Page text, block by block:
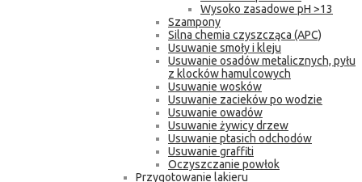
Wysoko zasadowe pH >13
Szampony
Silna chemia czyszcząca (APC)
Usuwanie smoły i kleju
Usuwanie osadów metalicznych, pyłu
z klocków hamulcowych
Usuwanie wosków
Usuwanie zacieków po wodzie
Usuwanie owadów
Usuwanie żywicy drzew
Usuwanie ptasich odchodów
Usuwanie graffiti
Oczyszczanie powłok
Przygotowanie lakieru